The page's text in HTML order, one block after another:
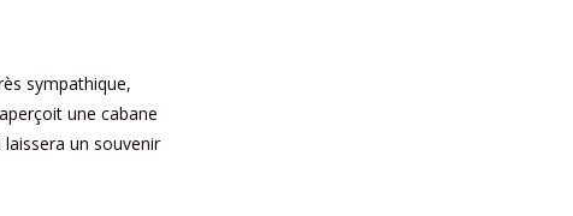
sympathique,
une cabane
laissera un souvenir